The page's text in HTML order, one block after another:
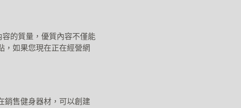
的質量，優質內容不僅能
，如果您現在正在經營網
銷售健身器材，可以創建